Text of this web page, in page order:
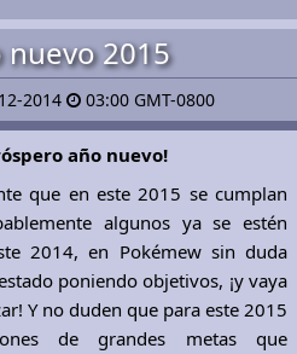
nuevo 2015
2014 03:00 GMT-0800
año nuevo!
que en este 2015 se cumplan
algunos ya se estén
2014, en Pokémew sin duda
poniendo objetivos, ¡y vaya
Y no duden que para este 2015
de grandes metas que